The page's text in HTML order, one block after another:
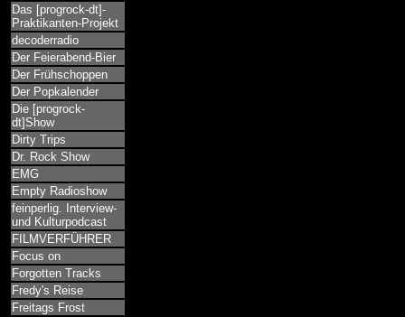
Das [progrock-dt]-
Praktikanten-Projekt
decoderradio
Der Feierabend-Bier
Der Frühschoppen
Der Popkalender
Die [progrock-
dt]Show
Dirty Trips
Dr. Rock Show
EMG
Empty Radioshow
feinperlig. Interview-
und Kulturpodcast
FILMVERFÜHRER
Focus on
Forgotten Tracks
Fredy's Reise
Freitags Frost